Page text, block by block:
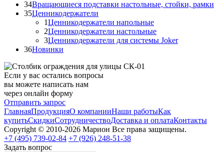
34Вращающиеся подставки настольные, стойки, рамки
35Ценникодержатели
1Ценникодержатели напольные
2Ценникодержатели настольные
3Ценникодержатели для системы Joker
36Новинки
Если у вас остались вопросы
вы можете написать нам
через онлайн форму
Отправить запрос
ГлавнаяПродукцияО компанииНаши работыКак
купитьСкидкиСотрудничествоДоставка и оплатаКонтакты
Copyright © 2010-2026 Марион Все права защищены.
+7 (495) 739-02-84 +7 (926) 248-51-38
Задать вопрос